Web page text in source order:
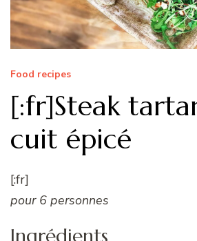
Food recipes
[:fr]Steak
cuit épicé
[:fr]
pour 6 personnes
Ingrédients